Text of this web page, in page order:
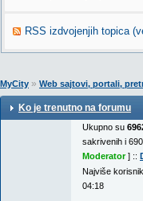
RSS izdvojenjih topica
MyCity » Web sajtovi, portali,
Ko je trenutno na forumu
Ukupno su
sakrivenih i
Moderator] ::
Najviše
04:18